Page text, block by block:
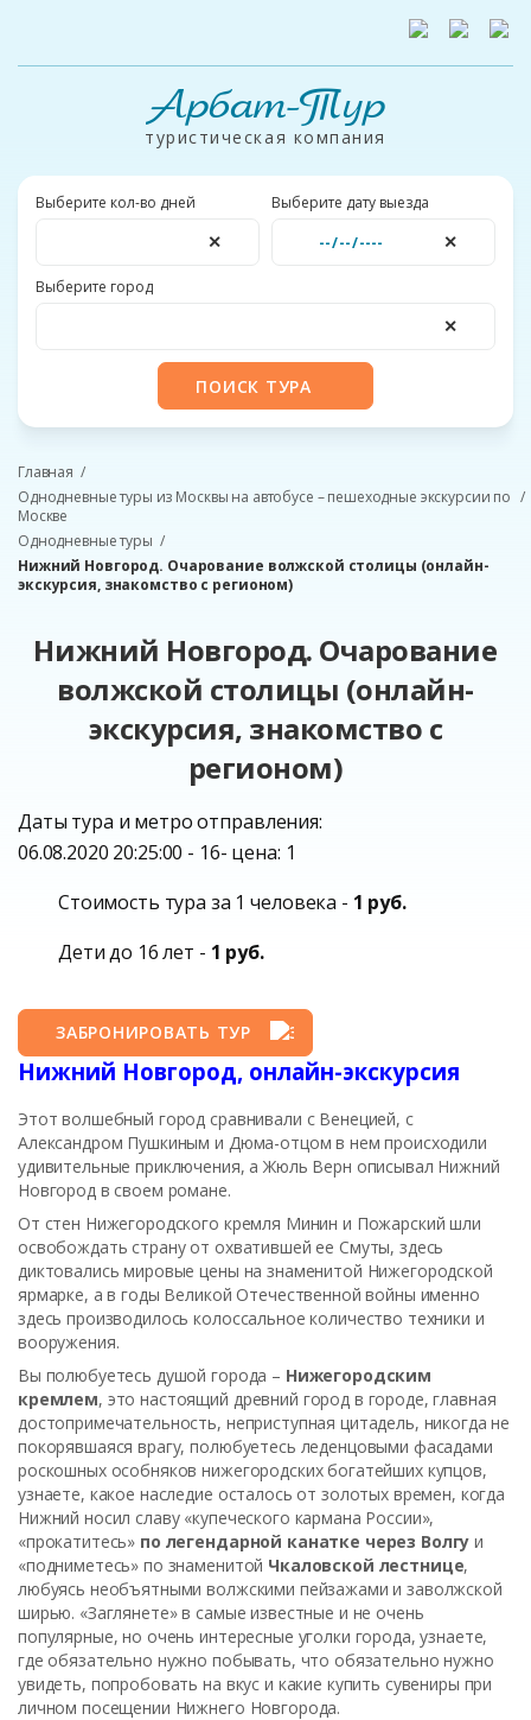
Арбат-Тур
туристическая компания
Выберите кол-во дней
✕
Выберите дату выезда
✕
Выберите город
✕
ПОИСК ТУРА
Главная
Однодневные туры из Москвы на автобусе – пешеходные экскурсии по
Москве
Однодневные туры
Нижний Новгород. Очарование волжской столицы (онлайн-
экскурсия, знакомство с регионом)
Нижний Новгород. Очарование
волжской столицы (онлайн-
экскурсия, знакомство с
регионом)
Даты тура и метро отправления:
06.08.2020 20:25:00 - 16- цена: 1
Стоимость тура за 1 человека - 1 руб.
Дети до 16 лет - 1 руб.
ЗАБРОНИРОВАТЬ ТУР
Нижний Новгород, онлайн-экскурсия
Этот волшебный город сравнивали с Венецией, с
Александром Пушкиным и Дюма-отцом в нем происходили
удивительные приключения, а Жюль Верн описывал Нижний
Новгород в своем романе.
От стен Нижегородского кремля Минин и Пожарский шли
освобождать страну от охватившей ее Смуты, здесь
диктовались мировые цены на знаменитой Нижегородской
ярмарке, а в годы Великой Отечественной войны именно
здесь производилось колоссальное количество техники и
вооружения.
Вы полюбуетесь душой города – Нижегородским
кремлем, это настоящий древний город в городе, главная
достопримечательность, неприступная цитадель, никогда не
покорявшаяся врагу, полюбуетесь леденцовыми фасадами
роскошных особняков нижегородских богатейших купцов,
узнаете, какое наследие осталось от золотых времен, когда
Нижний носил славу «купеческого кармана России»,
«прокатитесь» по легендарной канатке через Волгу и
«подниметесь» по знаменитой Чкаловской лестнице,
любуясь необъятными волжскими пейзажами и заволжской
ширью. «Заглянете» в самые известные и не очень
популярные, но очень интересные уголки города, узнаете,
где обязательно нужно побывать, что обязательно нужно
увидеть, попробовать на вкус и какие купить сувениры при
личном посещении Нижнего Новгорода.